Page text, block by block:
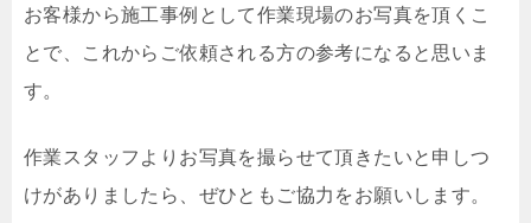
お客様から施工事例として作業現場のお写真を頂くこ
とで、これからご依頼される方の参考になると思いま
す。
作業スタッフよりお写真を撮らせて頂きたいと申しつ
けがありましたら、ぜひともご協力をお願いします。